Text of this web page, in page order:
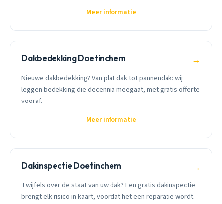
Meer informatie
Dakbedekking Doetinchem →
Nieuwe dakbedekking? Van plat dak tot pannendak: wij
leggen bedekking die decennia meegaat, met gratis offerte
vooraf.
Meer informatie
Dakinspectie Doetinchem →
Twijfels over de staat van uw dak? Een gratis dakinspectie
brengt elk risico in kaart, voordat het een reparatie wordt.